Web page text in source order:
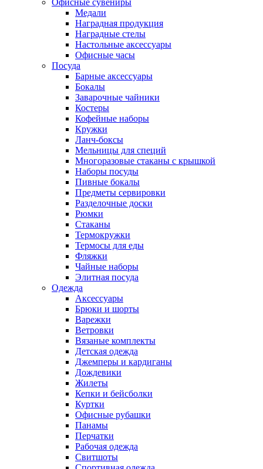
Офисные сувениры
Медали
Наградная продукция
Наградные стелы
Настольные аксессуары
Офисные часы
Посуда
Барные аксессуары
Бокалы
Заварочные чайники
Костеры
Кофейные наборы
Кружки
Ланч-боксы
Мельницы для специй
Многоразовые стаканы с крышкой
Наборы посуды
Пивные бокалы
Предметы сервировки
Разделочные доски
Рюмки
Стаканы
Термокружки
Термосы для еды
Фляжки
Чайные наборы
Элитная посуда
Одежда
Аксессуары
Брюки и шорты
Варежки
Ветровки
Вязаные комплекты
Детская одежда
Джемперы и кардиганы
Дождевики
Жилеты
Кепки и бейсболки
Куртки
Офисные рубашки
Панамы
Перчатки
Рабочая одежда
Свитшоты